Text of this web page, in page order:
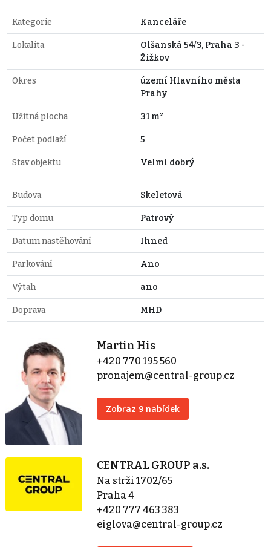
Kategorie Kanceláře
Lokalita
Olšanská 54/3, Praha 3 -
Žižkov
Okres
území Hlavního města
Prahy
Užitná plocha 31 m²
Počet podlaží 5
Stav objektu Velmi dobrý
Budova Skeletová
Typ domu Patrový
Datum nastěhování Ihned
Parkování Ano
Výtah ano
Doprava MHD
Martin His
+420 770 195 560
pronajem@central-group.cz
Zobraz 9 nabídek
CENTRAL GROUP a.s.
Na strži 1702/65
Praha 4
+420 777 463 383
eiglova@central-group.cz